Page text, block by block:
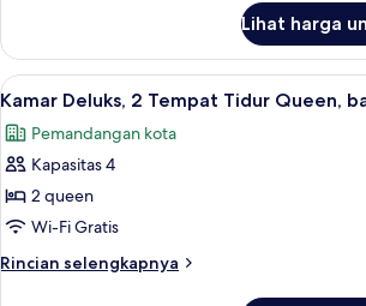
Queen,
shower
kursi
roda
Kamar
Deluks,
2
Tidur
Queen,
kursi
roda
Lihat harga
Lihat
semua
foto
untuk
Kamar
Deluks,
2
Tempat
Seprai
7
Kamar Deluks, 2 Tempat Tidur Queen,
Pemandangan kota
Kapasitas 4
2 queen
Wi-Fi Gratis
Rincian selengkapnya
Rincian